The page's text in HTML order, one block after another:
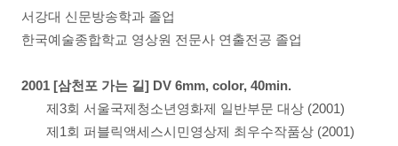
서강대 신문방송학과 졸업
한국예술종합학교 영상원 전문사 연출전공 졸업
2001 [삼천포 가는 길] DV 6mm, color, 40min.
제3회 서울국제청소년영화제 일반부문 대상 (2001)
제1회 퍼블릭액세스시민영상제 최우수작품상 (2001)